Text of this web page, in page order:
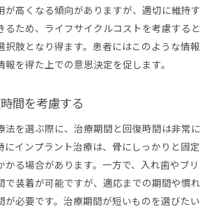
よる隣接歯への影響
回しにすることの長期的リスク
を選ぶための具体的なステップ
ウンセリングで確認すべきこと
オピニオンを求める重要性
険の適用範囲を確認する
ライフスタイルを考慮する
る歯科医師とのコミュニケーション
のメリットとデメリットを実例で解説
が高くなる傾向がありますが、適切に維持す
るため、ライフサイクルコストを考慮すると
択肢となり得ます。患者にはこのような情報
を得た上での意思決定を促します。
間を考慮する
法を選ぶ際に、治療期間と回復時間は非常に
にインプラント治療は、骨にしっかりと固定
かる場合があります。一方で、入れ歯やブリ
で装着が可能ですが、適応までの期間や慣れ
が必要です。治療期間が短いものを選びたい